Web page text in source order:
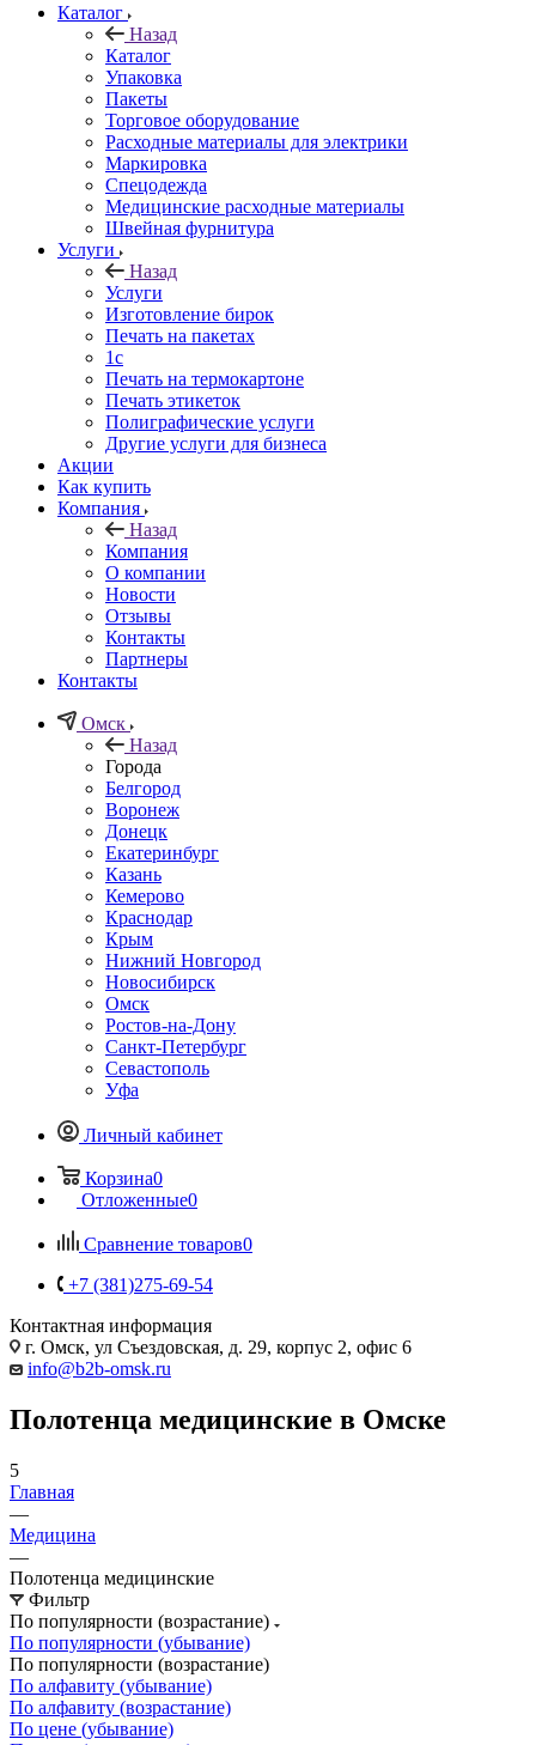
Каталог
Назад
Каталог
Упаковка
Пакеты
Торговое оборудование
Расходные материалы для электрики
Маркировка
Спецодежда
Медицинские расходные материалы
Швейная фурнитура
Услуги
Назад
Услуги
Изготовление бирок
Печать на пакетах
1c
Печать на термокартоне
Печать этикеток
Полиграфические услуги
Другие услуги для бизнеса
Акции
Как купить
Компания
Назад
Компания
О компании
Новости
Отзывы
Контакты
Партнеры
Контакты
Омск
Назад
Города
Белгород
Воронеж
Донецк
Екатеринбург
Казань
Кемерово
Краснодар
Крым
Нижний Новгород
Новосибирск
Омск
Ростов-на-Дону
Санкт-Петербург
Севастополь
Уфа
Личный кабинет
Корзина0
Отложенные0
Сравнение товаров0
+7 (381)275-69-54
Контактная информация
г. Омск, ул Съездовская, д. 29, корпус 2, офис 6
info@b2b-omsk.ru
Полотенца медицинские в Омске
5
Главная
—
Медицина
—
Полотенца медицинские
Фильтр
По популярности (возрастание)
По популярности (убывание)
По популярности (возрастание)
По алфавиту (убывание)
По алфавиту (возрастание)
По цене (убывание)